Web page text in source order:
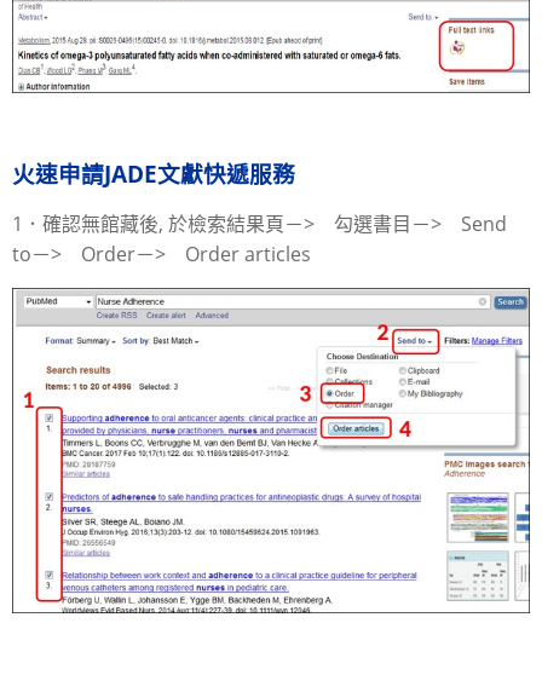
火速申請JADE文獻快遞服務
1．確認無館藏後, 於檢索結果頁－> 勾選書目－> Send
to－> Order－> Order articles